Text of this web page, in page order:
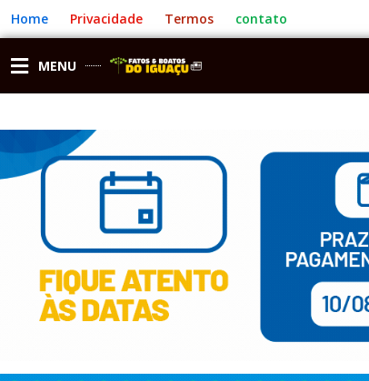
para
o
conteúdo
Home Privacidade Termos contato
MENU